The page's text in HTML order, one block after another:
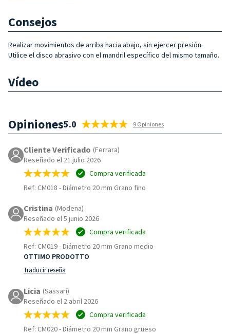
Consejos
Realizar movimientos de arriba hacia abajo, sin ejercer presión.
Utilice el disco abrasivo con el mandril específico del mismo tamaño.
Vídeo
Opiniones5.0 9 Opiniones
Cliente Verificado (Ferrara)
Reseñado el 21 julio 2026
Compra verificada
Ref: CM018 -Diámetro 20 mm Grano fino
Cristina (Modena)
Reseñado el 5 junio 2026
Compra verificada
Ref: CM019-Diámetro 20 mm Grano medio
OTTIMO PRODOTTO
Traducir reseña
Licia (Sassari)
Reseñado el 2 abril 2026
Compra verificada
Ref: CM020-Diámetro 20 mm Grano grueso